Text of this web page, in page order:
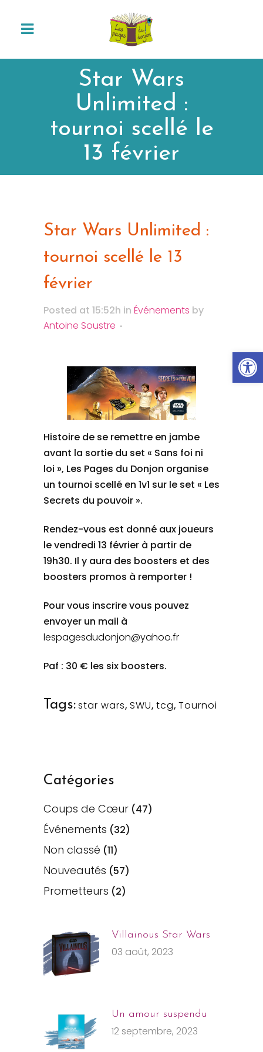
Ouvrir
Star Wars
Unlimited :
tournoi scellé le
13 février
Star Wars Unlimited :
tournoi scellé le 13
février
Posted at 15:52h in Événements by
Antoine Soustre
Histoire de se remettre en jambe
avant la sortie du set « Sans foi ni
loi », Les Pages du Donjon organise
un tournoi scellé en 1v1 sur le set « Les
Secrets du pouvoir ».
Rendez-vous est donné aux joueurs
le vendredi 13 février à partir de
19h30. Il y aura des boosters et des
boosters promos à remporter !
Pour vous inscrire vous pouvez
envoyer un mail à
lespagesdudonjon@yahoo.fr
Paf : 30 € les six boosters.
Tags:star wars, SWU, tcg, Tournoi
Catégories
Coups de Cœur (47)
Événements (32)
Non classé (11)
Nouveautés (57)
Prometteurs (2)
Villainous Star Wars
03 août, 2023
Un amour suspendu
12 septembre, 2023